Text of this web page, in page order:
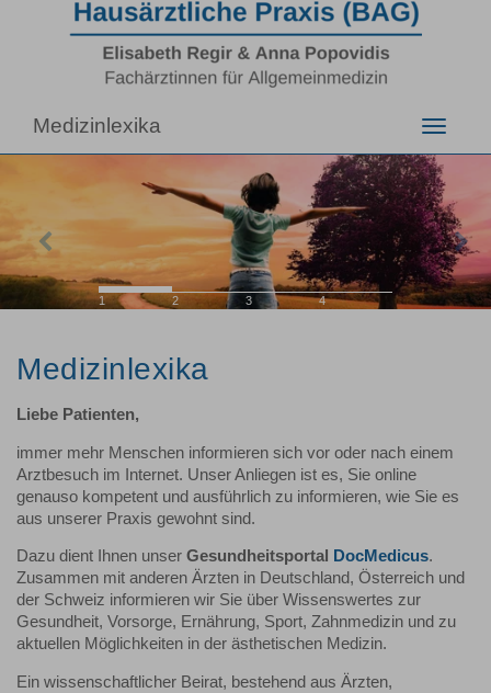
Medizinlexika
Toggle
1 2 3 4
Medizinlexika
Liebe Patienten,
immer mehr Menschen informieren sich vor oder nach einem
Arztbesuch im Internet. Unser Anliegen ist es, Sie online
genauso kompetent und ausführlich zu informieren, wie Sie es
aus unserer Praxis gewohnt sind.
Dazu dient Ihnen unser Gesundheitsportal DocMedicus.
Zusammen mit anderen Ärzten in Deutschland, Österreich und
der Schweiz informieren wir Sie über Wissenswertes zur
Gesundheit, Vorsorge, Ernährung, Sport, Zahnmedizin und zu
aktuellen Möglichkeiten in der ästhetischen Medizin.
Ein wissenschaftlicher Beirat, bestehend aus Ärzten,